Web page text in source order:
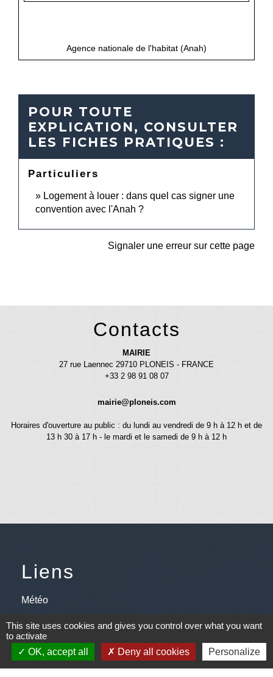
Agence nationale de l'habitat (Anah)
POUR TOUTE
EXPLICATION, CONSULTER
LES FICHES PRATIQUES :
Particuliers
Logement à louer : dans quel cas signer une
convention avec l'Anah ?
Signaler une erreur sur cette page
Contacts
MAIRIE
27 rue Laennec 29710 PLONEIS - FRANCE
+33 2 98 91 08 07
mairie@ploneis.com
Horaires d'ouverture au public : du lundi au vendredi de 9 h à 12 h et de
13 h 30 à 17 h - le mardi et le samedi de 9 h à 12 h
Liens
Météo
Ouest France
Télégramme
This site uses cookies and gives you control over what you want
to activate
OK, accept all
Deny all cookies Personalize